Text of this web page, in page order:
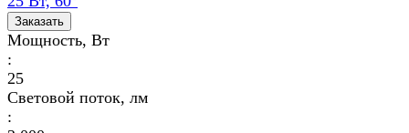
Заказать
Мощность, Вт
:
25
Световой поток, лм
: